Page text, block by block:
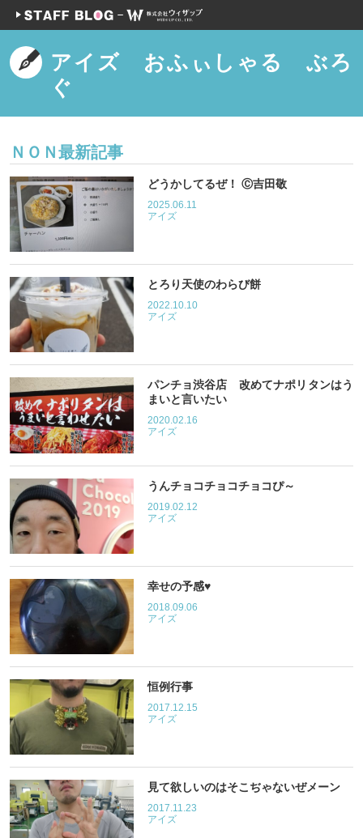
アイズ おふぃしゃる ぶろ
ぐ
ＮＯＮ最新記事
どうかしてるぜ！ Ⓒ吉田敬
2025.06.11
アイズ
とろり天使のわらび餅
2022.10.10
アイズ
パンチョ渋谷店 改めてナポリタンはう
まいと言いたい
2020.02.16
アイズ
うんチョコチョコチョコぴ～
2019.02.12
アイズ
幸せの予感♥
2018.09.06
アイズ
恒例行事
2017.12.15
アイズ
見て欲しいのはそこぢゃないぜメーン
2017.11.23
アイズ